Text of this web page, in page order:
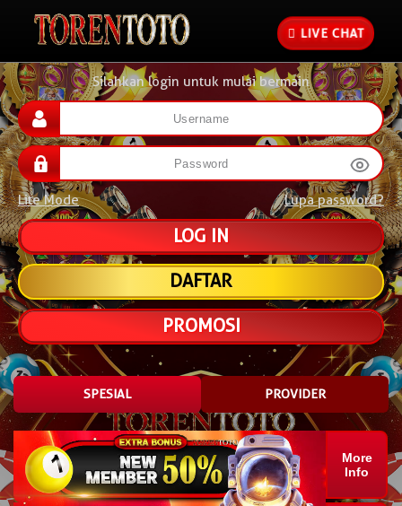
LIVE CHAT
Silahkan login untuk mulai bermain
Lite Mode Lupa password?
DAFTAR
PROMOSI
SPESIAL PROVIDER
More
Info